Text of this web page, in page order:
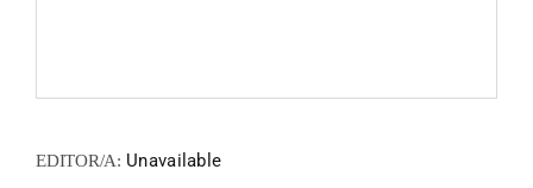
EDITOR/A: Unavailable